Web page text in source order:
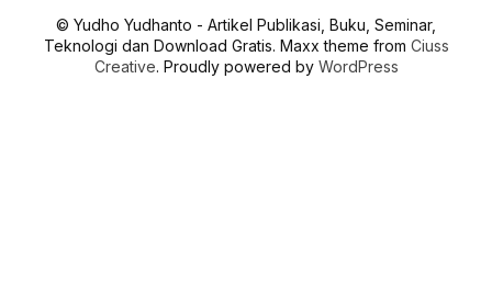
© Yudho Yudhanto - Artikel Publikasi, Buku, Seminar,
Teknologi dan Download Gratis. Maxx theme from Ciuss
Creative. Proudly powered by WordPress